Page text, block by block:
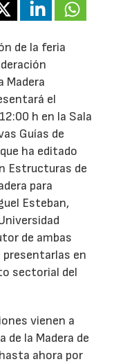
de la feria
Madera
el
h en la Sala
Guías de
ha editado
Estructuras de
para
Esteban,
de ambas
presentarlas en
sectorial del
vienen a
de la Madera de
ahora por